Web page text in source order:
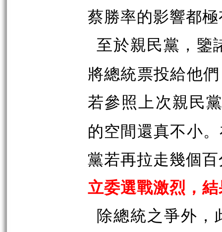
蔡勝率的影響都
至於親民黨，鑒
將總統票投給他
若參照上次親民
的空間還真不小
黨若再拉走幾個
立委選戰激烈，
除總統之爭外，